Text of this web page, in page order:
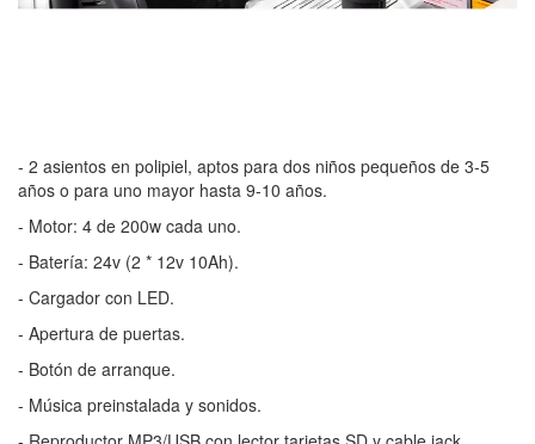
- 2 asientos en polipiel, aptos para dos niños pequeños de 3-5
años o para uno mayor hasta 9-10 años.
- Motor: 4 de 200w cada uno.
- Batería: 24v (2 * 12v 10Ah).
- Cargador con LED.
- Apertura de puertas.
- Botón de arranque.
- Música preinstalada y sonidos.